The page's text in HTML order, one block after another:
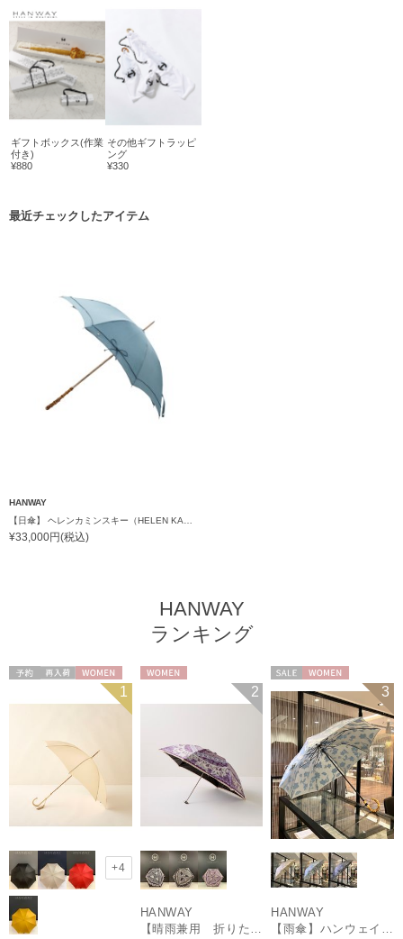
ギフトボックス(作業
付き)
¥880
その他ギフトラッピ
ング
¥330
最近チェックしたアイテム
HANWAY
¥33,000円(税込)
HANWAY
ランキング
WOMEN 1
+4
2
HANWAY
3
HANWAY